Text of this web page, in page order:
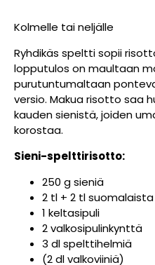
Kolmelle tai neljälle
Ryhdikäs speltti sopii
lopputulos on maultaan
purutuntumaltaan
versio. Makua risotto saa
kauden sienistä, joiden
korostaa.
Sieni-spelttirisotto:
250 g sieniä
2 tl + 2 tl
1 keltasipuli
2 valkosipulinkynttä
3 dl spelttihelmiä
(2 dl valkoviiniä)